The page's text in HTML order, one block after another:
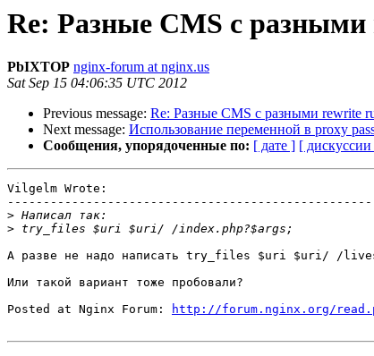
Re: Разные CMS с разными
PbIXTOP nginx-forum at nginx.us
Sat Sep 15 04:06:35 UTC 2012
Previous message: Re: Разные CMS с разными rewrite
Next message: Использование переменной в proxy
Сообщения, упорядоченные по: [ дате ] [
Vilgelm Wrote:
>
>
А разве не надо написать try_files $uri $uri/ /
Или такой вариант тоже пробовали?
Posted at Nginx Forum:
http://forum.nginx.org/